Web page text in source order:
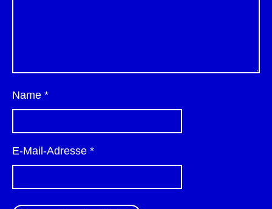
Name *
E-Mail-Adresse *